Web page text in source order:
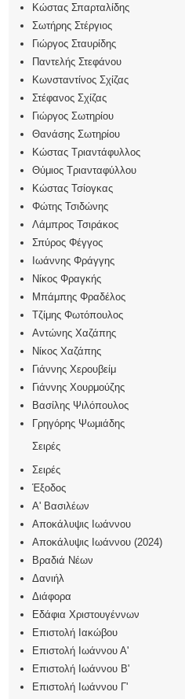
Κώστας Σπαρταλίδης
Σωτήρης Στέργιος
Γιώργος Σταυρίδης
Παντελής Στεφάνου
Κωνσταντίνος Σχίζας
Στέφανος Σχίζας
Γιώργος Σωτηρίου
Θανάσης Σωτηρίου
Κώστας Τριαντάφυλλος
Θύμιος Τριανταφύλλου
Κώστας Τσίογκας
Φώτης Τσιδώνης
Λάμπρος Τσιράκος
Σπύρος Φέγγος
Ιωάννης Φράγγης
Νίκος Φραγκής
Μπάμπης Φραδέλος
Τζίμης Φωτόπουλος
Αντώνης Χαζάπης
Νίκος Χαζάπης
Γιάννης Χερουβείμ
Γιάννης Χουρμούζης
Βασίλης Ψιλόπουλος
Γρηγόρης Ψωμιάδης
Σειρές
Σειρές
Έξοδος
Α' Βασιλέων
Αποκάλυψις Iωάννου
Αποκάλυψις Ιωάννου (2024)
Βραδιά Νέων
Δανιήλ
Διάφορα
Εδάφια Χριστουγέννων
Επιστολή Ιακώβου
Επιστολή Ιωάννου Α'
Επιστολή Ιωάννου Β'
Επιστολή Ιωάννου Γ'